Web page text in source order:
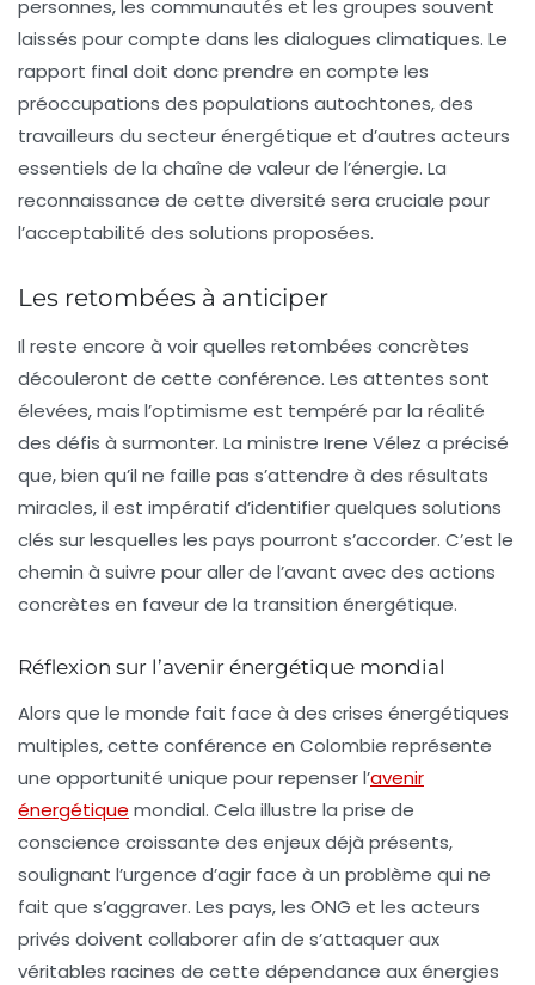
personnes, les communautés et les groupes souvent
laissés pour compte dans les dialogues climatiques. Le
rapport final doit donc prendre en compte les
préoccupations des populations autochtones, des
travailleurs du secteur énergétique et d’autres acteurs
essentiels de la chaîne de valeur de l’énergie. La
reconnaissance de cette diversité sera cruciale pour
l’acceptabilité des solutions proposées.
Les retombées à anticiper
Il reste encore à voir quelles retombées concrètes
découleront de cette conférence. Les attentes sont
élevées, mais l’optimisme est tempéré par la réalité
des défis à surmonter. La ministre Irene Vélez a précisé
que, bien qu’il ne faille pas s’attendre à des résultats
miracles, il est impératif d’identifier quelques solutions
clés sur lesquelles les pays pourront s’accorder. C’est le
chemin à suivre pour aller de l’avant avec des actions
concrètes en faveur de la transition énergétique.
Réflexion sur l’avenir énergétique mondial
Alors que le monde fait face à des crises énergétiques
multiples, cette conférence en Colombie représente
une opportunité unique pour repenser l’avenir
énergétique mondial. Cela illustre la prise de
conscience croissante des enjeux déjà présents,
soulignant l’urgence d’agir face à un problème qui ne
fait que s’aggraver. Les pays, les ONG et les acteurs
privés doivent collaborer afin de s’attaquer aux
véritables racines de cette dépendance aux énergies